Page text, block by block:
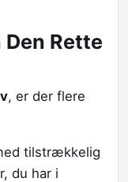
Rette
, er der flere
tilstrækkelig
du har i